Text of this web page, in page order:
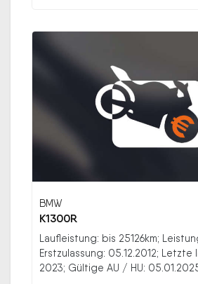
BMW
K1300R
Laufleistung: bis 25126km;
Erstzulassung: 05.12.2012; Letzte
2023; Gültige AU / HU: